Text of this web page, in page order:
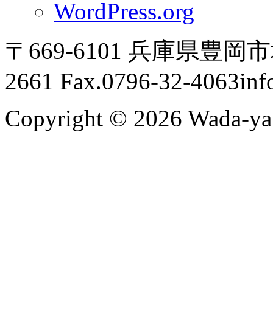
WordPress.org
〒669-6101 兵庫県豊岡
2661 Fax.0796-32-4063
Copyright © 2026 Wada-